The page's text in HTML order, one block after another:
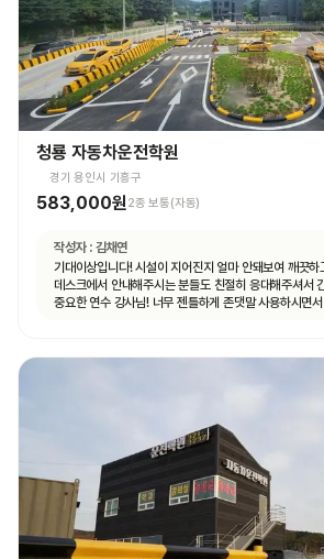
청룡 자동차운전학원
경기 용인시 기흥구
583,000원2종 보통(자동)
작성자 : 김채연
기대이상입니다! 시설이 지어진지 얼마 안돼보여 깨끗하
데스크에서 안내해주시는 분들도 친절히 응대해주셔서
중요한 연수 강사님! 너무 젠틀하게 존댓말 사용하시면